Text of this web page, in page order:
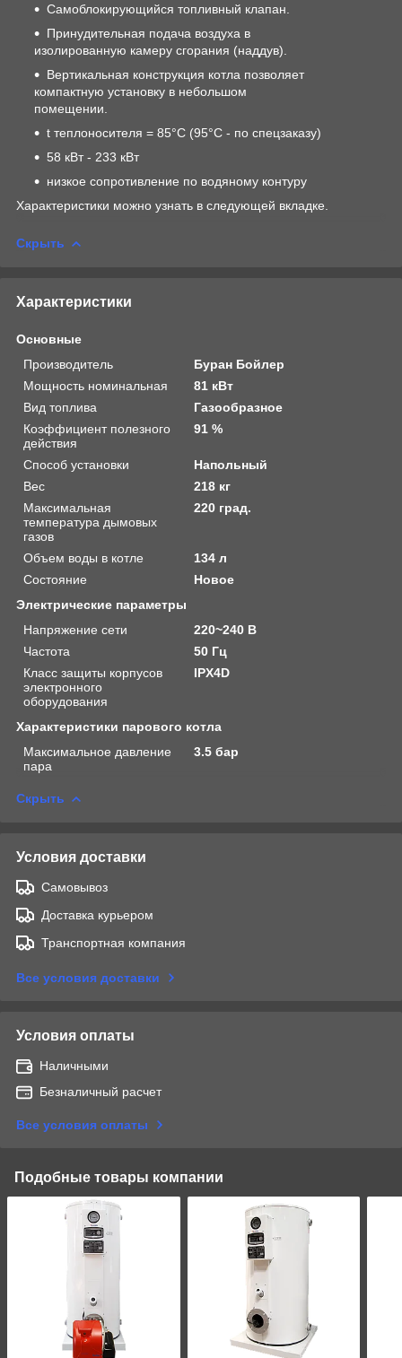
Самоблокирующийся топливный клапан.
Принудительная подача воздуха в
изолированную камеру сгорания (наддув).
Вертикальная конструкция котла позволяет
компактную установку в небольшом
помещении.
t теплоносителя = 85°С (95°С - по спецзаказу)
58 кВт - 233 кВт
низкое сопротивление по водяному контуру
Характеристики можно узнать в следующей вкладке.
Скрыть
Характеристики
Основные
Производитель
Буран Бойлер
Мощность номинальная
81 кВт
Вид топлива
Газообразное
Коэффициент полезного
действия
91 %
Способ установки
Напольный
Вес
218 кг
Максимальная
температура дымовых
газов
220 град.
Объем воды в котле
134 л
Состояние
Новое
Электрические параметры
Напряжение сети
220~240 В
Частота
50 Гц
Класс защиты корпусов
электронного
оборудования
IPX4D
Характеристики парового котла
Максимальное давление
пара
3.5 бар
Скрыть
Условия доставки
Самовывоз
Доставка курьером
Транспортная компания
Все условия доставки
Условия оплаты
Наличными
Безналичный расчет
Все условия оплаты
Подобные товары компании